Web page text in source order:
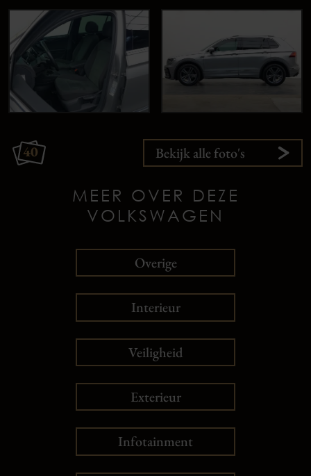
40 Bekijk alle foto's
MEER OVER DEZE
VOLKSWAGEN
Overige
Interieur
Veiligheid
Exterieur
Infotainment